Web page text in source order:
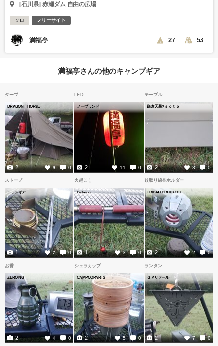
[石川県] 赤瀬ダム 自由の広場
ソロ フリーサイト
満福亭 27 53
満福亭さんの他のキャンプギア
タープ
DRAGON HORSE
9 0
2
LED
ノーブランド
11 0
2
テーブル
鎌倉天幕✕ｓｏｔｏ
8 0
2
ストーブ
トランギア
2 0
1
火起こし
Belmont
3 0
1
蚊取り線香ホルダー
TRIPATHPRODUCTS
2 0
2
お香
ZEROING
4 0
2
シェラカップ
CAMPOOPARTS
5 0
2
ランタン
ＧＰリテール
7 0
2